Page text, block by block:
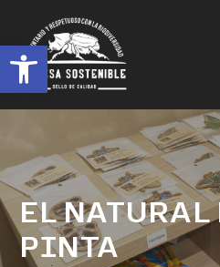
Abrir barra de herramientas
EL
PINTA